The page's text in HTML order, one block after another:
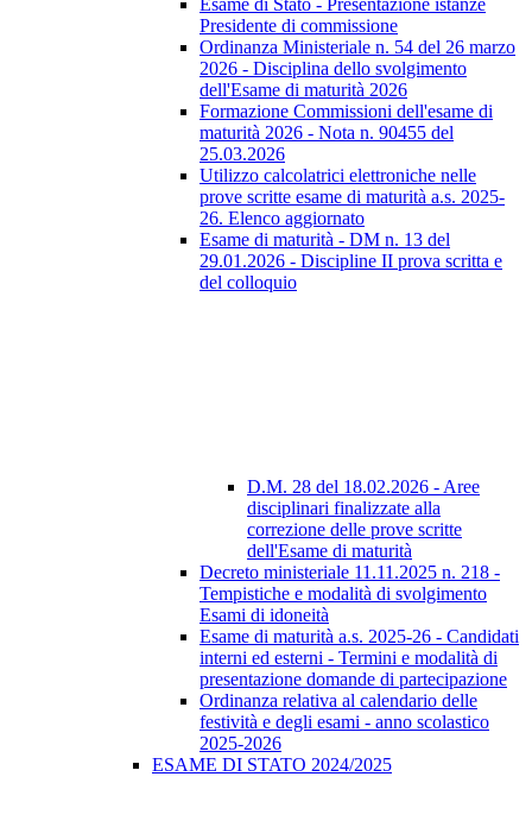
Esame di Stato - Presentazione istanze
Presidente di commissione
Ordinanza Ministeriale n. 54 del 26 marzo
2026 - Disciplina dello svolgimento
dell'Esame di maturità 2026
Formazione Commissioni dell'esame di
maturità 2026 - Nota n. 90455 del
25.03.2026
Utilizzo calcolatrici elettroniche nelle
prove scritte esame di maturità a.s. 2025-
26. Elenco aggiornato
Esame di maturità - DM n. 13 del
29.01.2026 - Discipline II prova scritta e
del colloquio
D.M. 28 del 18.02.2026 - Aree
disciplinari finalizzate alla
correzione delle prove scritte
dell'Esame di maturità
Decreto ministeriale 11.11.2025 n. 218 -
Tempistiche e modalità di svolgimento
Esami di idoneità
Esame di maturità a.s. 2025-26 - Candidati
interni ed esterni - Termini e modalità di
presentazione domande di partecipazione
Ordinanza relativa al calendario delle
festività e degli esami - anno scolastico
2025-2026
ESAME DI STATO 2024/2025